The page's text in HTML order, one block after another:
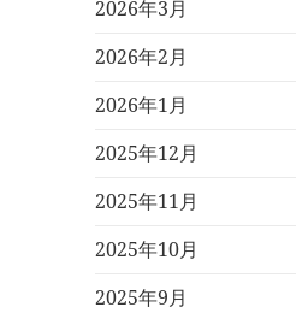
2026年3月
2026年2月
2026年1月
2025年12月
2025年11月
2025年10月
2025年9月